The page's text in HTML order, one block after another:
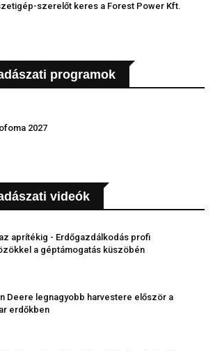
szerelőt keres a Forest Power Kft.
programok
2027
videók
aprítékig - Erdőgazdálkodás profi
a géptámogatás küszöbén
Deere legnagyobb harvestere először a
erdőkben